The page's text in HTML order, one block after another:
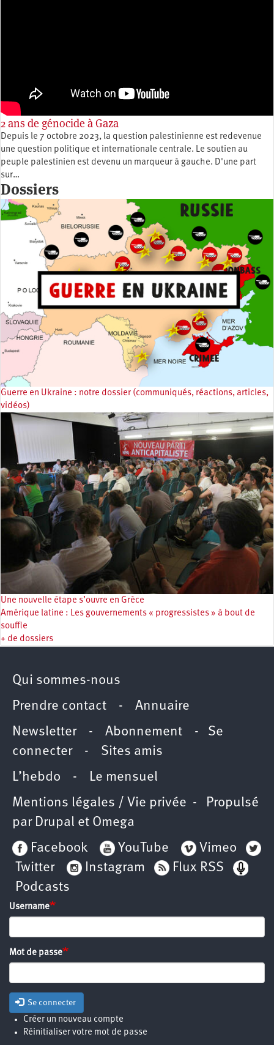
2 ans de génocide à Gaza
Depuis le 7 octobre 2023, la question palestinienne est redevenue
une question politique et internationale centrale. Le soutien au
peuple palestinien est devenu un marqueur à gauche. D'une part
sur…
Dossiers
Guerre en Ukraine : notre dossier (communiqués, réactions, articles,
vidéos)
Une nouvelle étape s’ouvre en Grèce
Amérique latine : Les gouvernements « progressistes » à bout de
souffle
+ de dossiers
Qui sommes-nous
Prendre contact - Annuaire
Newsletter - Abonnement - Se
connecter- Sites amis
L’hebdo - Le mensuel
Mentions légales / Vie privée - Propulsé
par Drupal et Omega
Facebook
YouTube
Vimeo
Twitter
Instagram
Flux RSS
Podcasts
Username
Mot de passe
Se connecter
Créer un nouveau compte
Réinitialiser votre mot de passe